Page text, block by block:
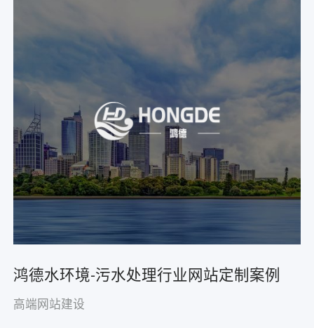
鸿德水环境-污水处理行业网站定制案例
高端网站建设